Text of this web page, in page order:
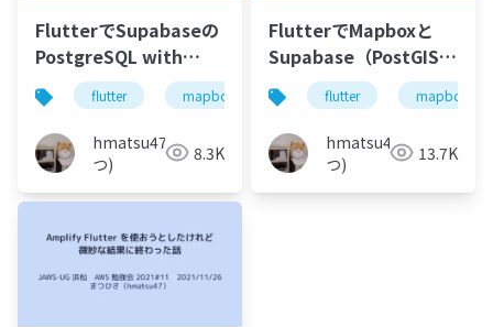
FlutterでSupabaseの
PostgreSQL with
PostGISを試してみた
flutter mapbox supabase postgresql
hmatsu47(ま
つ)
8.3K
FlutterでMapboxと
Supabase（PostGIS）
を使ってみた
flutter mapbox
hmatsu47(ま
つ)
13.7K